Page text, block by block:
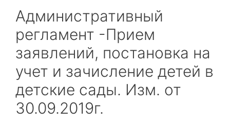
Административный
регламент -Прием
заявлений, постановка на
учет и зачисление детей в
детские сады. Изм. от
30.09.2019г.